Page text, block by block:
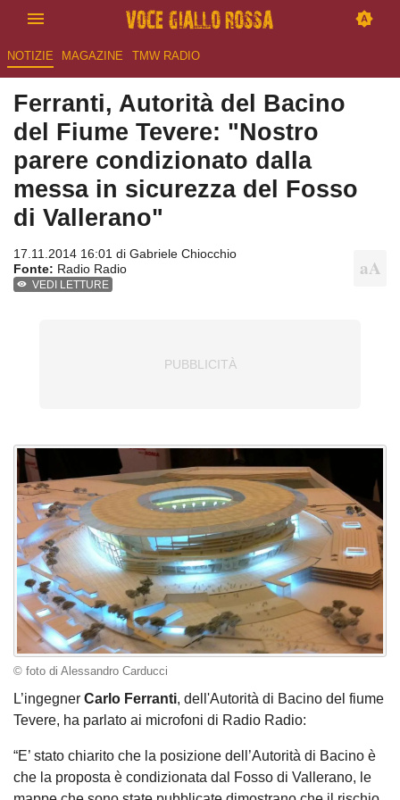
NOTIZIE MAGAZINE TMW RADIO
Ferranti, Autorità del Bacino
del Fiume Tevere: "Nostro
parere condizionato dalla
messa in sicurezza del Fosso
di Vallerano"
17.11.2014 16:01 di Gabriele Chiocchio
Fonte: Radio Radio
VEDI LETTURE
© foto di Alessandro Carducci
L’ingegner Carlo Ferranti, dell'Autorità di Bacino del fiume
Tevere, ha parlato ai microfoni di Radio Radio:
“E’ stato chiarito che la posizione dell’Autorità di Bacino è
che la proposta è condizionata dal Fosso di Vallerano, le